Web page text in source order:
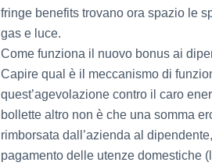
fringe benefits trovano ora spazio le
gas e luce.
Come funziona il nuovo bonus ai
Capire qual è il meccanismo di
quest’agevolazione contro il caro
bollette altro non è che una somma
rimborsata dall’azienda al
pagamento delle utenze domestiche